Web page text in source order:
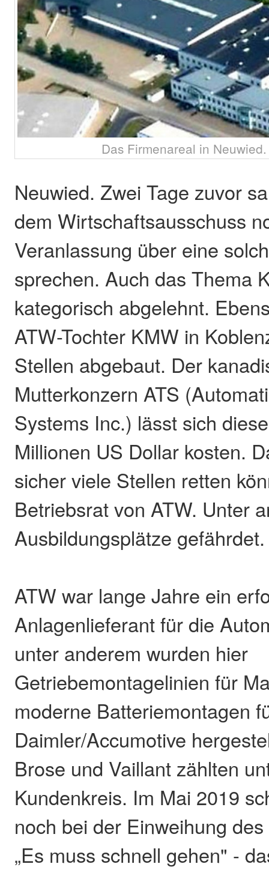
Das Firmenareal in
Neuwied. Zwei Tage zuvor
dem Wirtschaftsausschuss
Veranlassung über eine
sprechen. Auch das Thema
kategorisch abgelehnt.
ATW-Tochter KMW in
Stellen abgebaut. Der
Mutterkonzern ATS
Systems Inc.) lässt sich
Millionen US Dollar kosten.
sicher viele Stellen retten
Betriebsrat von ATW. Unter
Ausbildungsplätze gefährdet.
ATW war lange Jahre ein
Anlagenlieferant für die
unter anderem wurden hier
Getriebemontagelinien für
moderne Batteriemontagen
Daimler/Accumotive
Brose und Vaillant zählten
Kundenkreis. Im Mai 2019
noch bei der Einweihung
„Es muss schnell gehen" -